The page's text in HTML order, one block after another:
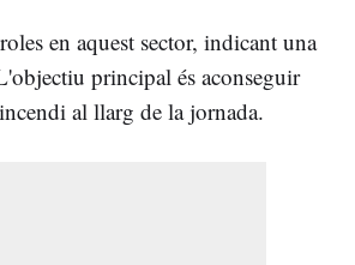
en aquest sector, indicant una
principal és aconseguir
al llarg de la jornada.